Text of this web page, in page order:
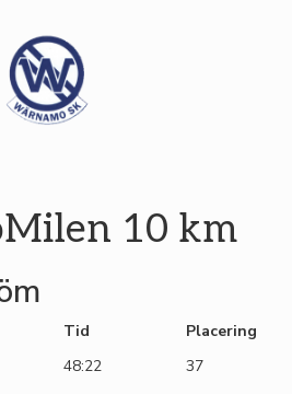
10 km
Tid
48:22
Placering
37